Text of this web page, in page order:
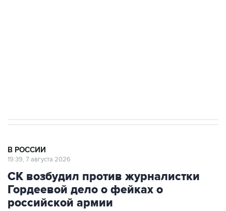
В РОССИИ
19:39, 7 августа 2026
СК возбудил против журналистки
Гордеевой дело о фейках о
российской армии